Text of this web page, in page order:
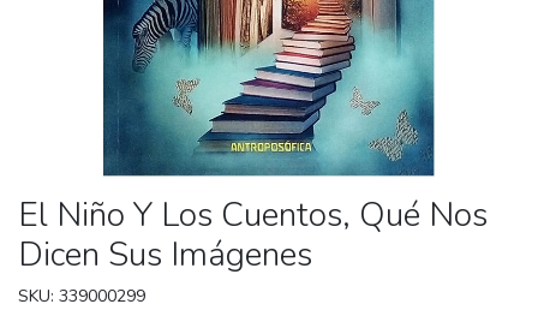
El Niño Y Los Cuentos, Qué Nos
Dicen Sus Imágenes
SKU: 339000299